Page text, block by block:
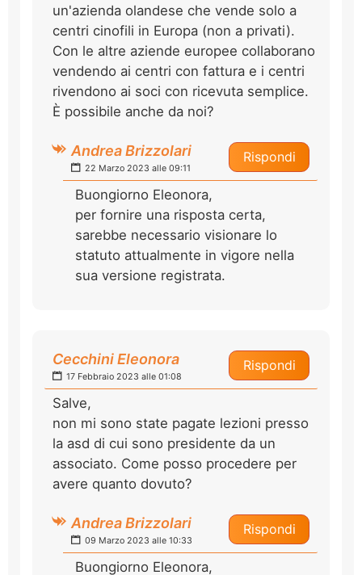
un'azienda olandese che vende solo a
centri cinofili in Europa (non a privati).
Con le altre aziende europee collaborano
vendendo ai centri con fattura e i centri
rivendono ai soci con ricevuta semplice.
È possibile anche da noi?
Rispondi
Andrea Brizzolari
22 Marzo 2023 alle 09:11
Buongiorno Eleonora,
per fornire una risposta certa,
sarebbe necessario visionare lo
statuto attualmente in vigore nella
sua versione registrata.
Rispondi
Cecchini Eleonora
17 Febbraio 2023 alle 01:08
Salve,
non mi sono state pagate lezioni presso
la asd di cui sono presidente da un
associato. Come posso procedere per
avere quanto dovuto?
Rispondi
Andrea Brizzolari
09 Marzo 2023 alle 10:33
Buongiorno Eleonora,